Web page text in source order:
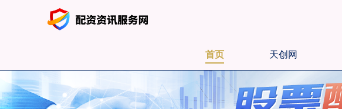
首页 天创网